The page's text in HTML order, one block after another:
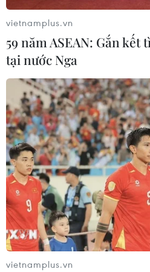
05/08/2026 02:59
Vụ trường chuyên Tuyên
Hủy kết quả, tổ chức thi lại tất
môn
05/08/2026 02:34
Xem
CƠ QUAN CHỦ QUẢN: THÔNG TẤN XÃ VIỆT
Tổng Biên tập: TRẦN TIẾN DUẨN
vietnamplus.vn
59 năm ASEAN: Gắn kết
tại nước Nga
vietnamplus.vn